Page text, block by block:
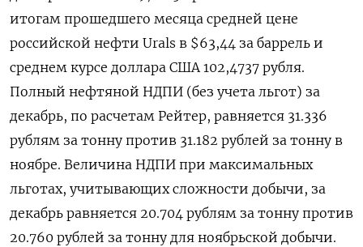
итогам прошедшего месяца средней цене
российской нефти Urals в $63,44 за баррель и
среднем курсе доллара США 102,4737 рубля.
Полный нефтяной НДПИ (без учета льгот) за
декабрь, по расчетам Рейтер, равняется 31.336
рублям за тонну против 31.182 рублей за тонну в
ноябре. Величина НДПИ при максимальных
льготах, учитывающих сложности добычи, за
декабрь равняется 20.704 рублям за тонну против
20.760 рублей за тонну для ноябрьской добычи.